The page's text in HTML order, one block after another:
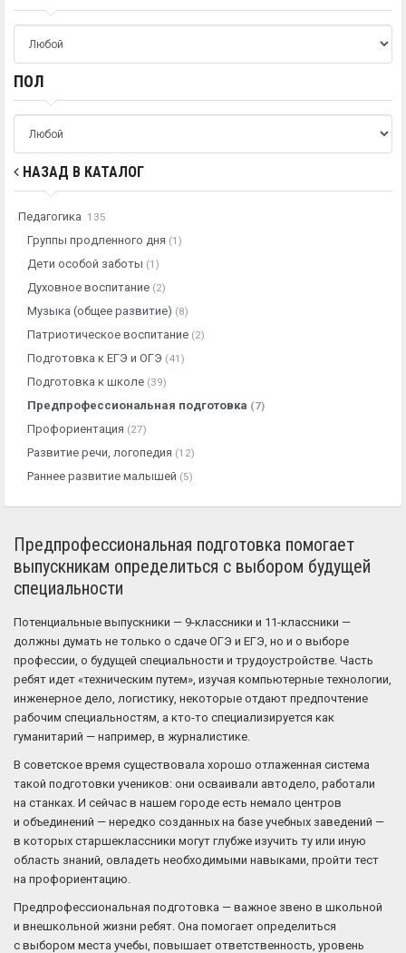
ПОЛ
НАЗАД В КАТАЛОГ
Педагогика 135
Группы продленного дня (1)
Дети особой заботы (1)
Духовное воспитание (2)
Музыка (общее развитие) (8)
Патриотическое воспитание (2)
Подготовка к ЕГЭ и ОГЭ (41)
Подготовка к школе (39)
Предпрофессиональная подготовка (7)
Профориентация (27)
Развитие речи, логопедия (12)
Раннее развитие малышей (5)
Предпрофессиональная подготовка помогает
выпускникам определиться с выбором будущей
специальности
Потенциальные выпускники — 9-классники и 11-классники —
должны думать не только о сдаче ОГЭ и ЕГЭ, но и о выборе
профессии, о будущей специальности и трудоустройстве. Часть
ребят идет «техническим путем», изучая компьютерные технологии,
инженерное дело, логистику, некоторые отдают предпочтение
рабочим специальностям, а кто-то специализируется как
гуманитарий — например, в журналистике.
В советское время существовала хорошо отлаженная система
такой подготовки учеников: они осваивали автодело, работали
на станках. И сейчас в нашем городе есть немало центров
и объединений — нередко созданных на базе учебных заведений —
в которых старшеклассники могут глубже изучить ту или иную
область знаний, овладеть необходимыми навыками, пройти тест
на профориентацию.
Предпрофессиональная подготовка — важное звено в школьной
и внешкольной жизни ребят. Она помогает определиться
с выбором места учебы, повышает ответственность, уровень